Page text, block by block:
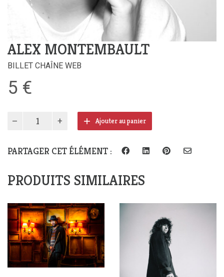
ALEX MONTEMBAULT
BILLET CHAÎNE WEB
5 €
Montembault
Ajouter au panier
PARTAGER CET ÉLÉMENT :
PRODUITS SIMILAIRES